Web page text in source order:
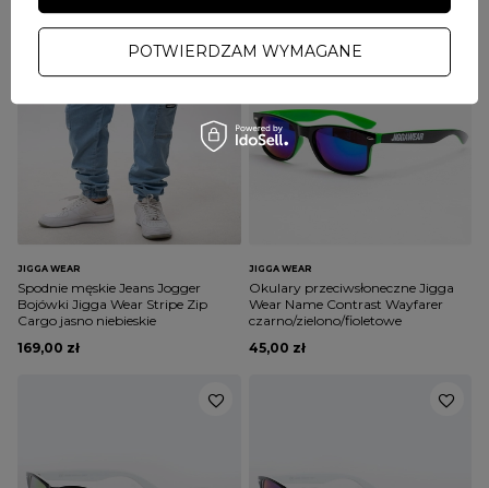
JIGGA WEAR
Spodnie męskie Jeans Jogger
Bojówki Jigga Wear Stripe Zip
Cargo jasno niebieskie
169,00 zł
JIGGA WEAR
Okulary przeciwsłoneczne Jigga
Wear Name Contrast Wayfarer
czarno/zielono/fioletowe
45,00 zł
POTWIERDZAM WYMAGANE